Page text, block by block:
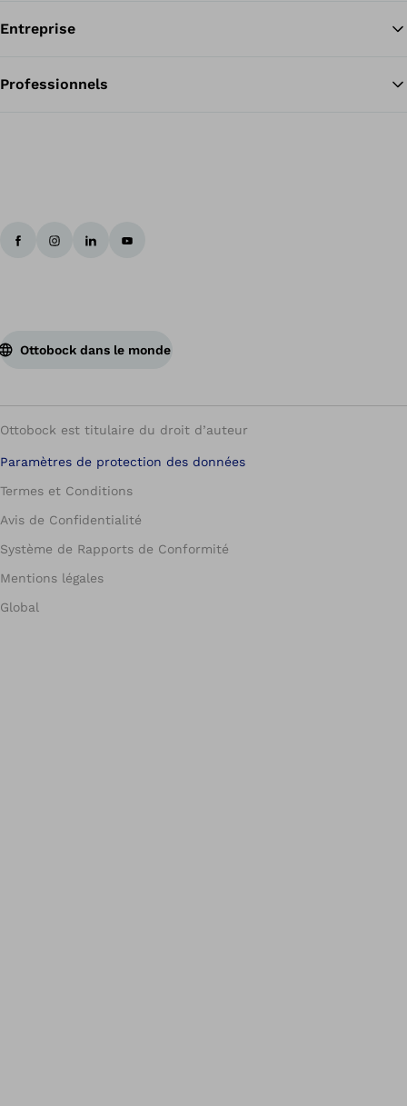
Entreprise
Professionnels
Ottobock dans le monde
Ottobock est titulaire du droit d’auteur
Paramètres de protection des données
Termes et Conditions
Avis de Confidentialité
Système de Rapports de Conformité
Mentions légales
Global